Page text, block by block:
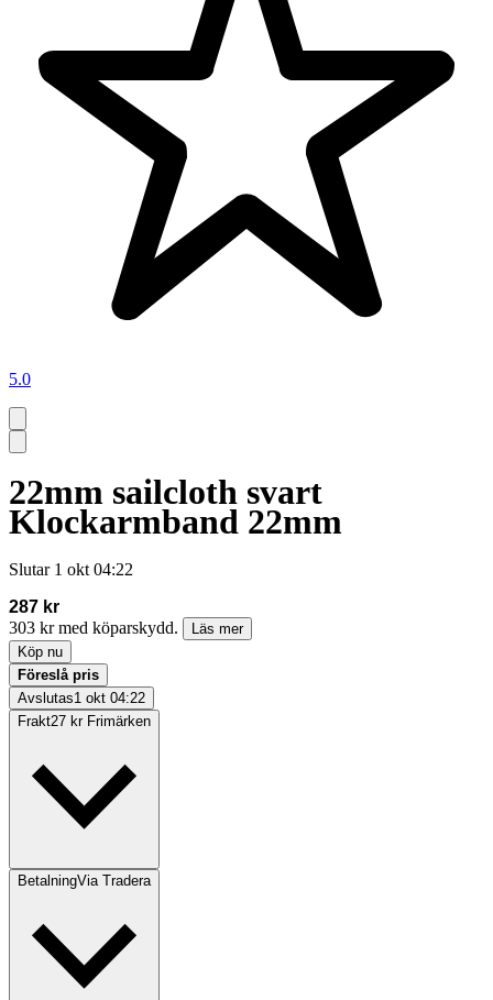
5.0
22mm sailcloth svart
Klockarmband 22mm
Slutar 1 okt 04:22
287 kr
303 kr med köparskydd.
Läs mer
Köp nu
Föreslå pris
Avslutas1 okt 04:22
Frakt27 kr Frimärken
BetalningVia Tradera